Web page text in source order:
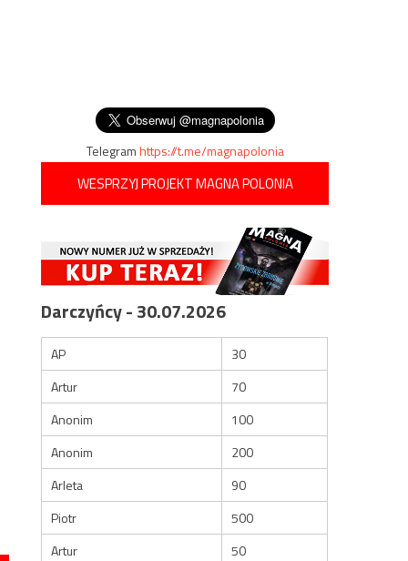
Telegramhttps://t.me/magnapolonia
WESPRZYJ PROJEKT MAGNA POLONIA
Darczyńcy - 30.07.2026
AP
30
Artur
70
Anonim
100
Anonim
200
Arleta
90
Piotr
500
Artur
50